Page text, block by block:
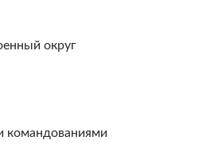
округ
командованиями